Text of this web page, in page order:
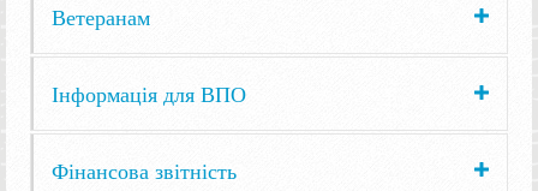
Ветеранам
Інформація для ВПО
Фінансова звітність